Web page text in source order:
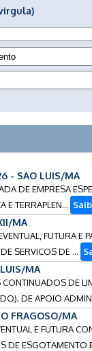
- SAO LUIS/MA
DE EMPRESA
E TERRAPLEN...
MA
FUTURA E
SERVICOS DE ...
MA
DE
DE APOIO
FRAGOSO/MA
E FUTURA
DE ESGOTAMENTO